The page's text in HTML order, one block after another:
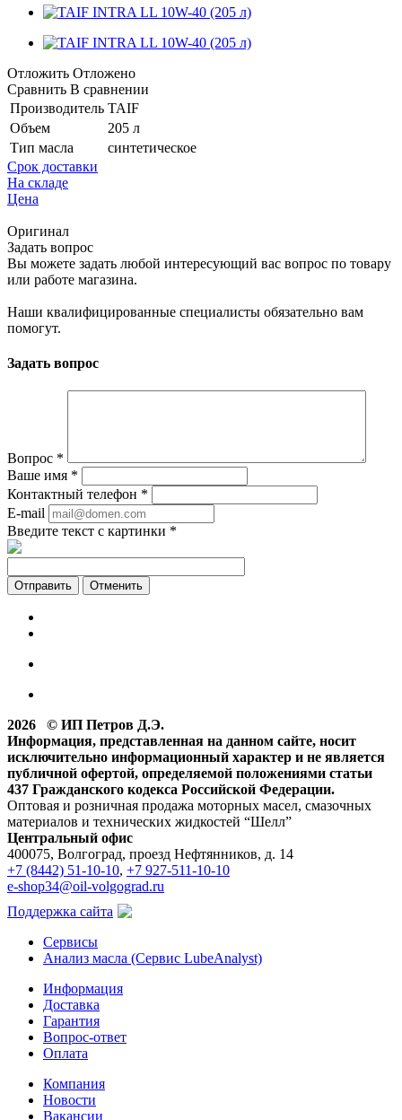
Отложить Отложено
Сравнить В сравнении
Производитель TAIF
Объем
205 л
Тип масла
синтетическое
Срок доставки
На складе
Цена
Оригинал
Задать вопрос
Вы можете задать любой интересующий вас вопрос по товару
или работе магазина.
Наши квалифицированные специалисты обязательно вам
помогут.
Задать вопрос
Вопрос *
Ваше имя *
Контактный телефон *
E-mail
Введите текст с картинки *
Отменить
2026 © ИП Петров Д.Э.
Информация, представленная на данном сайте, носит
исключительно информационный характер и не является
публичной офертой, определяемой положениями статьи
437 Гражданского кодекса Российской Федерации.
Оптовая и розничная продажа моторных масел, смазочных
материалов и технических жидкостей “Шелл”
Центральный офис
400075, Волгоград, проезд Нефтянников, д. 14
+7 (8442) 51-10-10, +7 927-511-10-10
e-shop34@oil-volgograd.ru
Поддержка сайта
Сервисы
Анализ масла (Сервис LubeAnalyst)
Информация
Доставка
Гарантия
Вопрос-ответ
Оплата
Компания
Новости
Вакансии